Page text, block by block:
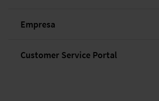
Empresa
Customer Service Portal